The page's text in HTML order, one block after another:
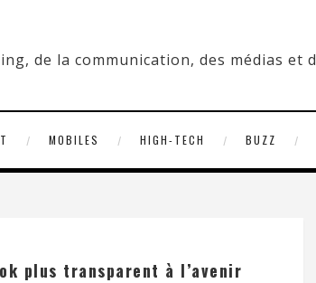
MOBILES HIGH-TECH BUZZ
plus transparent à l’avenir